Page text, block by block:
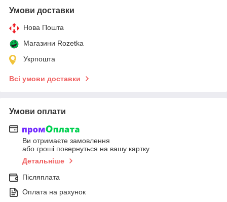
Умови доставки
Нова Пошта
Магазини Rozetka
Укрпошта
Всі умови доставки
Умови оплати
Ви отримаєте замовлення
або гроші повернуться на вашу картку
Детальніше
Післяплата
Оплата на рахунок